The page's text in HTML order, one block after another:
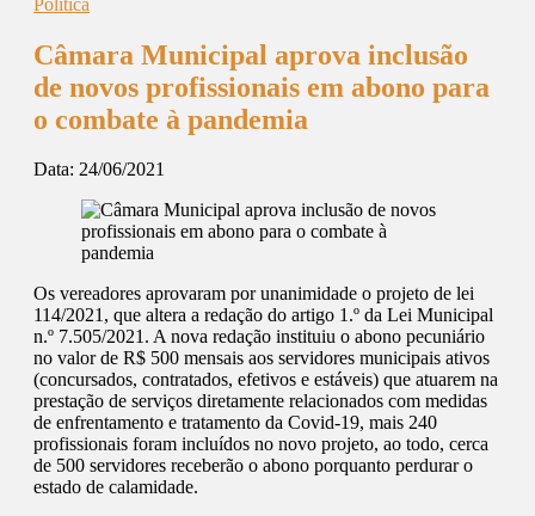
Câmara Municipal aprova inclusão
de novos profissionais em abono para
o combate à pandemia
Data: 24/06/2021
Os vereadores aprovaram por unanimidade o projeto de lei
114/2021, que altera a redação do artigo 1.º da Lei Municipal
n.º 7.505/2021. A nova redação instituiu o abono pecuniário
no valor de R$ 500 mensais aos servidores municipais ativos
(concursados, contratados, efetivos e estáveis) que atuarem na
prestação de serviços diretamente relacionados com medidas
de enfrentamento e tratamento da Covid-19, mais 240
profissionais foram incluídos no novo projeto, ao todo, cerca
de 500 servidores receberão o abono porquanto perdurar o
estado de calamidade.